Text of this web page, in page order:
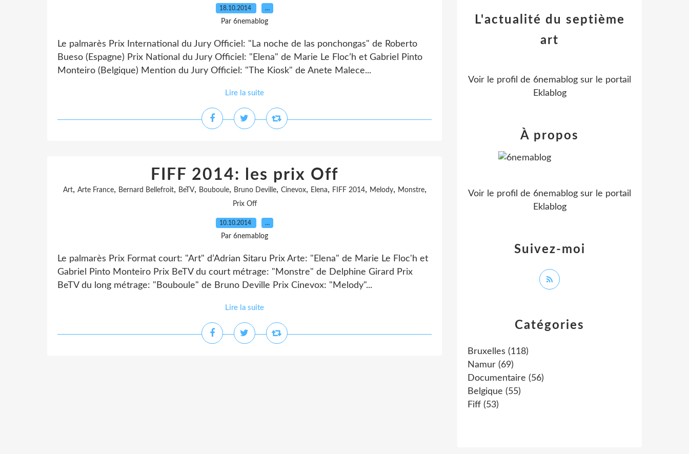
18.10.2014 …
Par 6nemablog
Le palmarès Prix International du Jury Officiel: "La noche de las ponchongas" de Roberto
Bueso (Espagne) Prix National du Jury Officiel: "Elena" de Marie Le Floc’h et Gabriel Pinto
Monteiro (Belgique) Mention du Jury Officiel: "The Kiosk" de Anete Malece...
Lire la suite
FIFF 2014: les prix Off
Art, Arte France, Bernard Bellefroit, BeTV, Bouboule, Bruno Deville, Cinevox, Elena, FIFF 2014, Melody, Monstre,
Prix Off
10.10.2014 …
Par 6nemablog
Le palmarès Prix Format court: "Art" d’Adrian Sitaru Prix Arte: "Elena" de Marie Le Floc'h et
Gabriel Pinto Monteiro Prix BeTV du court métrage: "Monstre" de Delphine Girard Prix
BeTV du long métrage: "Bouboule" de Bruno Deville Prix Cinevox: "Melody"...
Lire la suite
Catégories
Bruxelles (118)
Namur (69)
Documentaire (56)
Belgique (55)
Fiff (53)
L'actualité du septième
art
Voir le profil de 6nemablog sur le portail
Eklablog
Suivez-moi
À propos
Voir le profil de 6nemablog sur le portail
Eklablog